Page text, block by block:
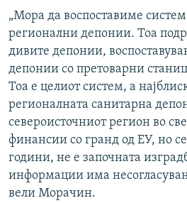
„Мора да воспоставиме
регионални депонии. Тоа
дивите депонии,
депонии со претоварни
Тоа е целиот систем, а
регионалната санитарна
североисточниот регион во
финансии со гранд од ЕУ, но
години, не е започната
информации има
вели Морачин.